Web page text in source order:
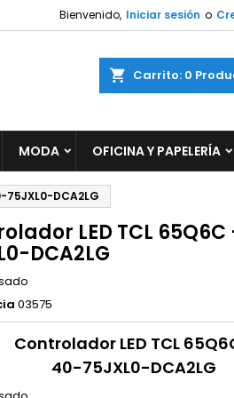
Bienvenido, Iniciar sesión o
Carrito 0
MODA OFICINA Y PAPELERÍA
DCA2LG
LED TCL
DCA2LG
03575
Controlador LED TCL
40-75JXL0-DCA2LG